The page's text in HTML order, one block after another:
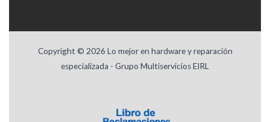
Copyright © 2026 Lo mejor en hardware y reparación
especializada - Grupo Multiservicios EIRL